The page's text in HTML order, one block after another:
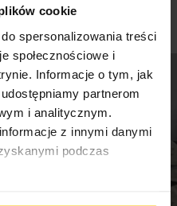
cookie
spersonalizowania treści
społecznościowe i
Informacje o tym, jak
partnerom
i analitycznym.
z innymi danymi
podczas